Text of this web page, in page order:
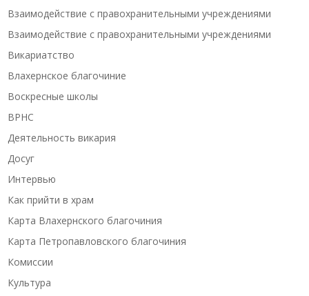
Взаимодействие с правохранительными учреждениями
Взаимодействие с правохранительными учреждениями
Викариатство
Влахернское благочиние
Воскресные школы
ВРНС
Деятельность викария
Досуг
Интервью
Как прийти в храм
Карта Влахернского благочиния
Карта Петропавловского благочиния
Комиссии
Культура